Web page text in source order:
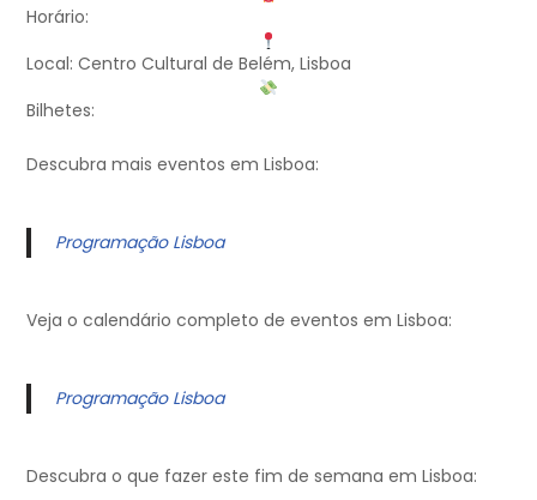
Horário:
Local: Centro Cultural de Belém, Lisboa
Bilhetes:
Descubra mais eventos em Lisboa:
Programação Lisboa
Veja o calendário completo de eventos em Lisboa:
Programação Lisboa
Descubra o que fazer este fim de semana em Lisboa: